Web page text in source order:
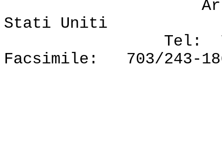
Arlington,
Stati Uniti
Tel: 703/
Facsimile: